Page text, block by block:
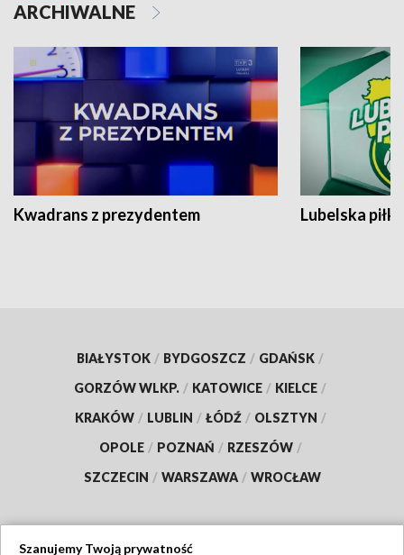
ARCHIWALNE
Kwadrans z prezydentem Lubelska piłka
BIAŁYSTOK / BYDGOSZCZ / GDAŃSK /
GORZÓW WLKP. / KATOWICE / KIELCE /
KRAKÓW / LUBLIN / ŁÓDŹ / OLSZTYN /
OPOLE / POZNAŃ / RZESZÓW /
SZCZECIN / WARSZAWA / WROCŁAW
Szanujemy Twoją prywatność